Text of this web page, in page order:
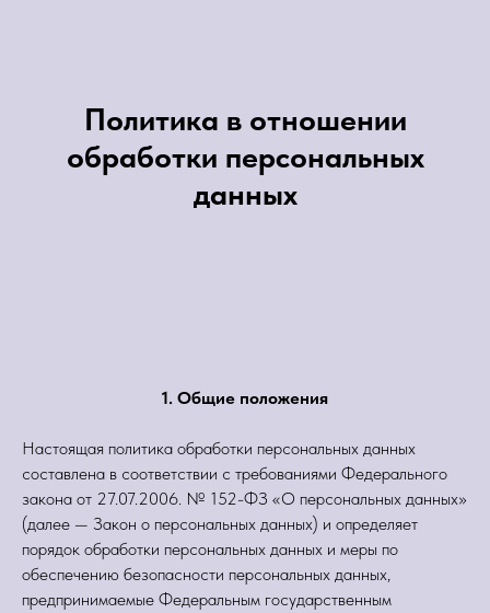
Политика в отношении
обработки персональных
данных
1. Общие положения
Настоящая политика обработки персональных данных
составлена в соответствии с требованиями Федерального
закона от 27.07.2006. № 152-ФЗ «О персональных данных»
(далее — Закон о персональных данных) и определяет
порядок обработки персональных данных и меры по
обеспечению безопасности персональных данных,
предпринимаемые Федеральным государственным